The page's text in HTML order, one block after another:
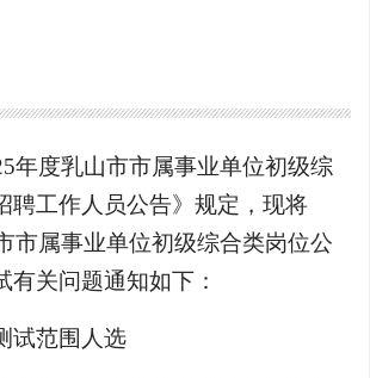
年度乳山市市属事业单位初级综
聘工作人员公告》规定，现将
市属事业单位初级综合类岗位公
有关问题通知如下：
试范围人选